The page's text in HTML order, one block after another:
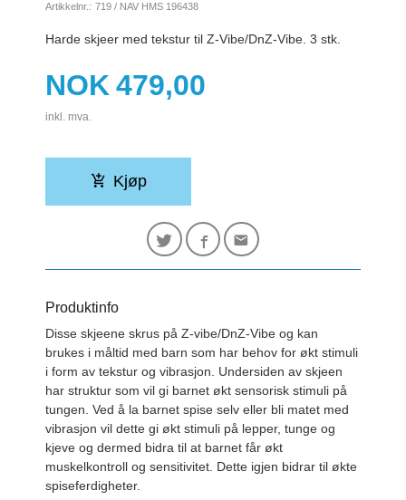
Artikkelnr.: 719 / NAV HMS 196438
Harde skjeer med tekstur til Z-Vibe/DnZ-Vibe. 3 stk.
Pris
NOK 479,00
inkl. mva.
Kjøp
Produktinfo
Disse skjeene skrus på Z-vibe/DnZ-Vibe og kan
brukes i måltid med barn som har behov for økt stimuli
i form av tekstur og vibrasjon. Undersiden av skjeen
har struktur som vil gi barnet økt sensorisk stimuli på
tungen. Ved å la barnet spise selv eller bli matet med
vibrasjon vil dette gi økt stimuli på lepper, tunge og
kjeve og dermed bidra til at barnet får økt
muskelkontroll og sensitivitet. Dette igjen bidrar til økte
spiseferdigheter.